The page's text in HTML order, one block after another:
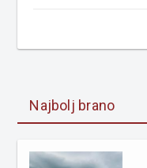
Najbolj brano